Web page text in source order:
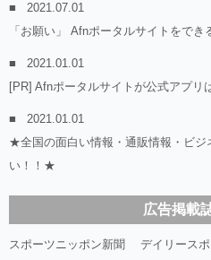
2021.07.01
「お願い」 Afnポータルサイトをで
2021.01.01
[PR] Afnポータルサイトが公式アプリ
2021.01.01
★全国の面白い情報・通販情報・ビジ
い！！★
広告掲載
スポーツニッポン新聞 デイリース